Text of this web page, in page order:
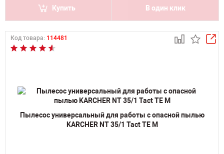
Купить В один клик
Код товара: 114481
Пылесос универсальный для работы с опасной пылью
KARCHER NT 35/1 Tact TE M